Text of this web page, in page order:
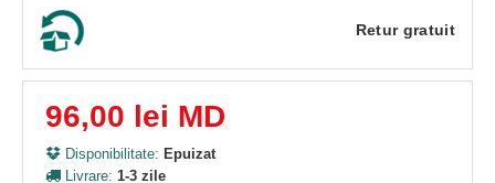
Retur gratuit
96,00 lei MD
Disponibilitate: Epuizat
Livrare: 1-3 zile